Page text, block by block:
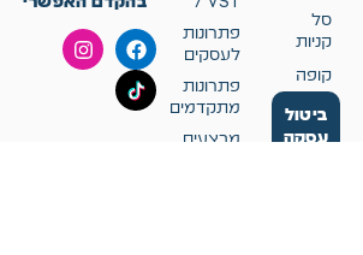
סל
קניות
קופה
ביטול
עסקה
פתרונות
לעסקים
פתרונות
מתקדמים
מבצעים